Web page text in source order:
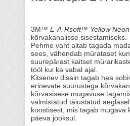
3M™ E-A-Rsoft™ Yellow
kõrvakanalisse sisestamiseks.
Pehme vaht aitab tagada
sees, vähendab mürataset
suurepärast kaitset
tööl kui ka vabal ajal.
Kitsenev disain tagab hea
erinevate suurustega
kõrvasisese mugavuse
valmistatud täiustatud
koostisest, mis tagab mugava
päeva jooksul.